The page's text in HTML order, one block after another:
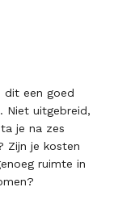
dit een goed
Niet uitgebreid,
je na zes
Zijn je kosten
ruimte in